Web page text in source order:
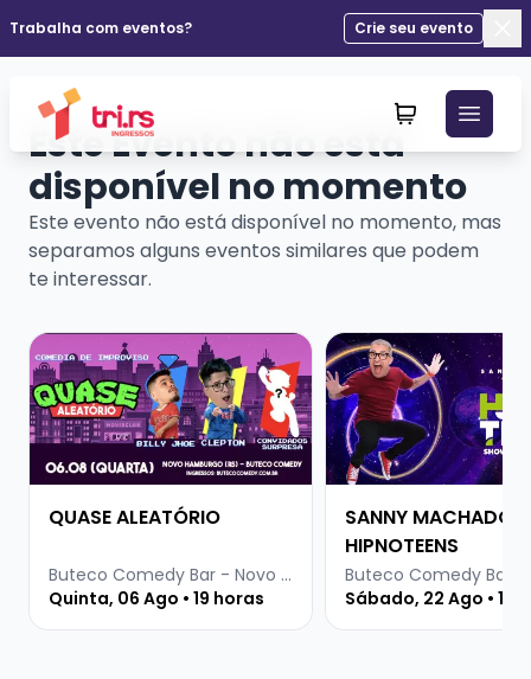
Trabalha com eventos?
Crie seu evento
Este Evento não está
disponível no momento
Este evento não está disponível no momento, mas
separamos alguns eventos similares que podem
te interessar.
Veja mais sobre QUASE ALEATÓRIO
QUASE ALEATÓRIO
Buteco Comedy Bar - Novo Hamburgo
Quinta, 06 Ago • 19 horas
Veja mais sobre
SANNY MACHADO -
HIPNOTEENS
Sábado, 22 Ago • 19